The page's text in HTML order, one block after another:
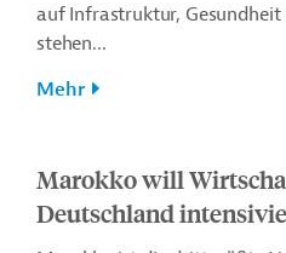
auf Infrastruktur,
stehen...
Mehr
Marokko will
Deutschland